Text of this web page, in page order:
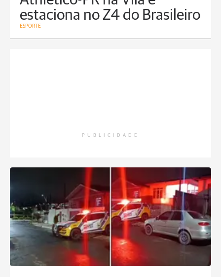
estaciona no Z4 do Brasileiro
ESPORTE
PUBLICIDADE